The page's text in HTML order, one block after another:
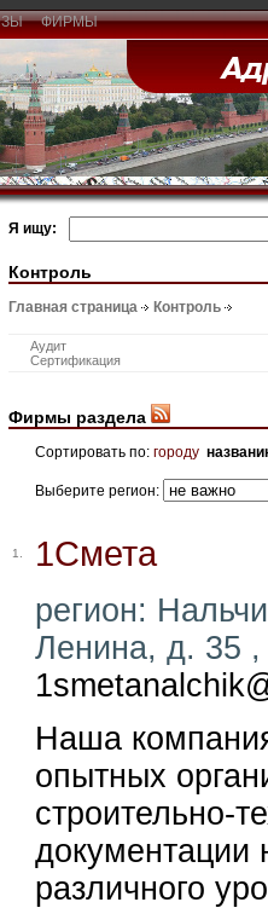
ФИРМЫ
Я ищу:
Контроль
Главная страница Контроль
Аудит
Сертификация
Фирмы раздела
Сортировать по: городу
Выберите регион:
1. 1Смета
регион:
Ленина, д. 35
Наша
опытных
строительно-
документации
различного